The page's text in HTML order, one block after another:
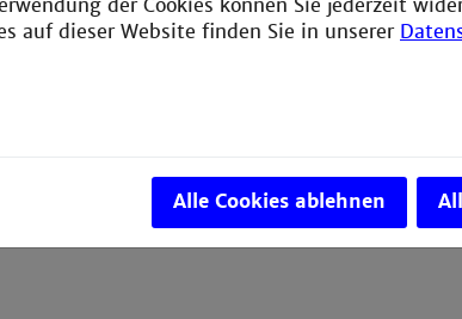
der Cookies können Sie jederzeit
auf dieser Website finden Sie in unserer
Alle Cookies ablehnen